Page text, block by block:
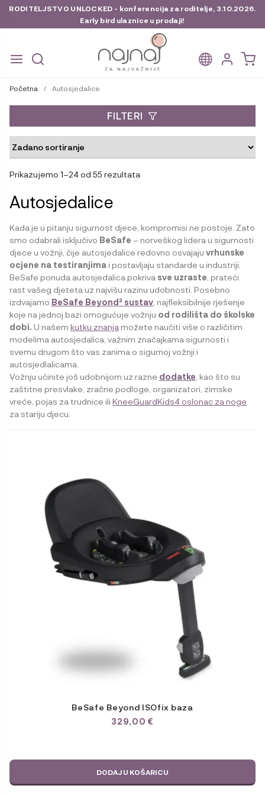
RODITELJSTVO UNLOCKED - konferencija za roditelje, 3.10.2026.
Early bird ulaznice u prodaji!
na
do
Početna / Autosjedalice
Prikazujemo 1–24 od 55 rezultata
Autosjedalice
Kada je u pitanju sigurnost djece, kompromisi ne postoje. Zato
smo odabrali isključivo BeSafe – norveškog lidera u sigurnosti
djece u vožnji, čije autosjedalice redovno osvajaju vrhunske
ocjene na testiranjimai postavljaju standarde u industriji.
BeSafe ponuda autosjedalica pokriva sve uzraste , prateći
rast vašeg djeteta uz najvišu razinu udobnosti. Posebno
izdvajamo BeSafe Beyond² sustav , najfleksibilnije rješenje
koje na jednoj bazi omogućuje vožnju od rodilišta do školske
dobi. U našem kutku znanja možete naučiti više o različitim
modelima autosjedalica, važnim značajkama sigurnosti i
svemu drugom što vas zanima o sigurnoj vožnji i
autosjedlalicama.
Vožnju učinite još udobnijom uz razne dodatke , kao što su
zaštitne presvlake, zračne podloge, organizatori, zimske
vreće, pojas za trudnice ili KneeGuardKids4 oslonac za noge
za stariju djecu.
BeSafe Beyond ISOfix baza
329,00€
DODAJ U KOŠARICU
FILTERI